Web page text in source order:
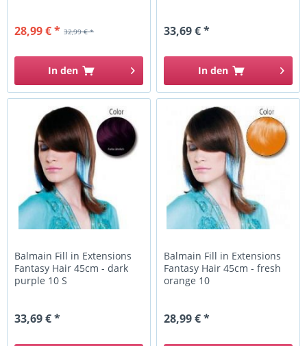
32,99 € *
28,99 € *
In den
33,69 € *
In den
Balmain Fill in Extensions
Fantasy Hair 45cm - dark
purple 10 S
33,69 € *
Balmain Fill in Extensions
Fantasy Hair 45cm - fresh
orange 10
28,99 € *